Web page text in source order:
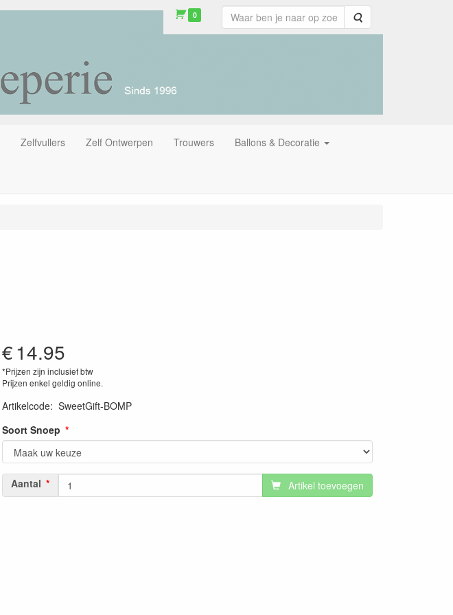
0 Zoeken
Zelfvullers Zelf Ontwerpen Trouwers Ballons & Decoratie
€14.95
*Prijzen zijn inclusief btw
Prijzen enkel geldig online.
Artikelcode: SweetGift-BOMP
Soort Snoep
Aantal Artikel toevoegen